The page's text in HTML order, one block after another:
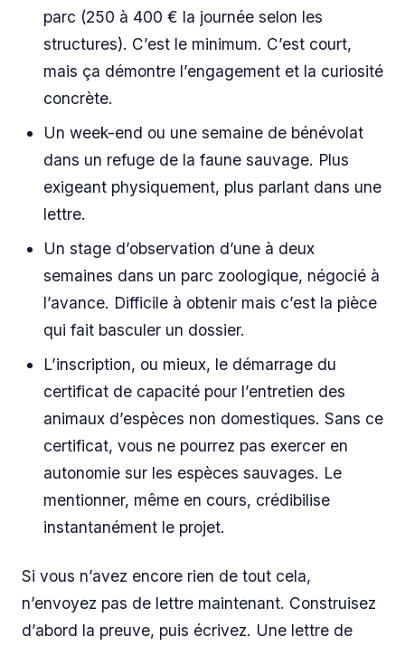
parc (250 à 400 € la journée selon les
structures). C’est le minimum. C’est court,
mais ça démontre l’engagement et la curiosité
concrète.
Un week-end ou une semaine de bénévolat
dans un refuge de la faune sauvage. Plus
exigeant physiquement, plus parlant dans une
lettre.
Un stage d’observation d’une à deux
semaines dans un parc zoologique, négocié à
l’avance. Difficile à obtenir mais c’est la pièce
qui fait basculer un dossier.
L’inscription, ou mieux, le démarrage du
certificat de capacité pour l’entretien des
animaux d’espèces non domestiques. Sans ce
certificat, vous ne pourrez pas exercer en
autonomie sur les espèces sauvages. Le
mentionner, même en cours, crédibilise
instantanément le projet.
Si vous n’avez encore rien de tout cela,
n’envoyez pas de lettre maintenant. Construisez
d’abord la preuve, puis écrivez. Une lettre de